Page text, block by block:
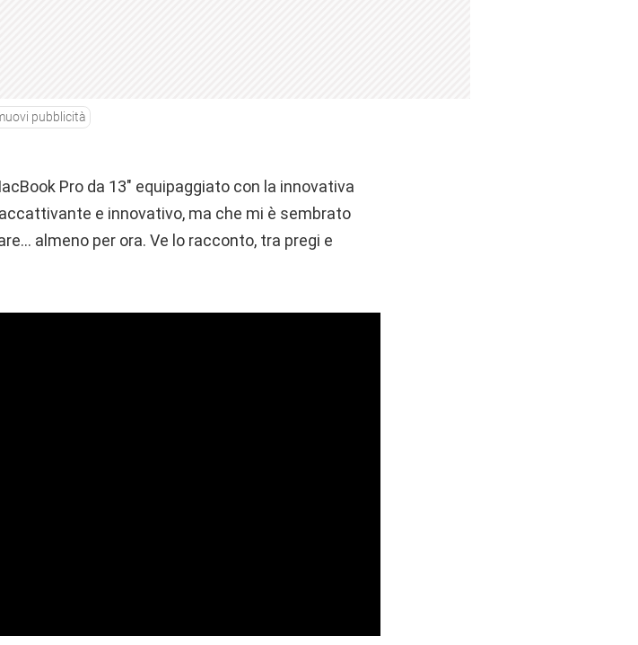
pubblicità
Pro da 13″ equipaggiato con la innovativa
e innovativo, ma che mi è sembrato
almeno per ora. Ve lo racconto, tra pregi e